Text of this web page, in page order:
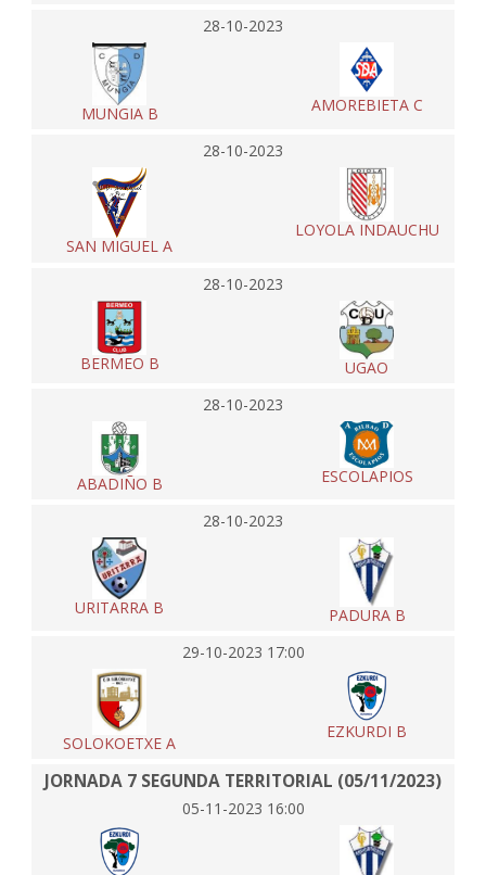
28-10-2023
MUNGIA B AMOREBIETA C
28-10-2023
SAN MIGUEL A
LOYOLA INDAUCHU
28-10-2023
BERMEO B
UGAO
28-10-2023
ABADIÑO B ESCOLAPIOS
28-10-2023
URITARRA B
PADURA B
29-10-2023 17:00
SOLOKOETXE A
EZKURDI B
JORNADA 7 SEGUNDA TERRITORIAL (05/11/2023)
05-11-2023 16:00